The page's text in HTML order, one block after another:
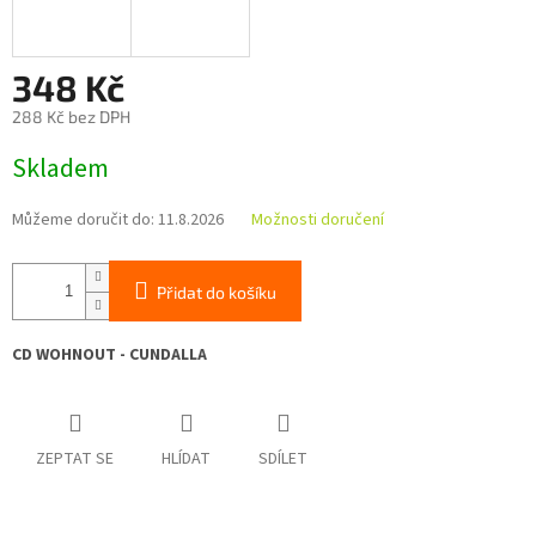
348 Kč
288 Kč bez DPH
cena:
Skladem
Můžeme doručit do: 11.8.2026 Možnosti doručení
Přidat do košíku
CD WOHNOUT - CUNDALLA
ZEPTAT SE HLÍDAT SDÍLET